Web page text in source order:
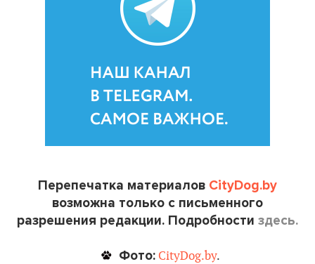
Перепечатка материалов CityDog.by
возможна только с письменного
разрешения редакции. Подробности здесь.
Фото: CityDog.by.